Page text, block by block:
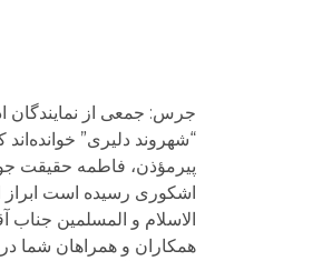
جرس: جمعی از نمایندگان
پیرمؤذن، فاطمه حقیقت
همکاران و همراهان شما